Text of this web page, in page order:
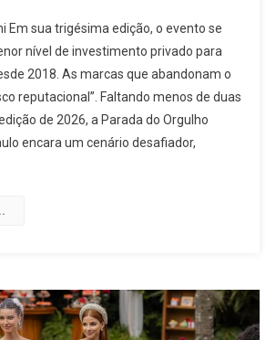
Do
Orgulho
LGBTQIAPN+
De
São
Paulo,
Redução
De
Em sua trigésima edição, o evento se
nível de investimento privado para
2018. As marcas que abandonam o
reputacional”. Faltando menos de duas
de 2026, a Parada do Orgulho
encara um cenário desafiador,